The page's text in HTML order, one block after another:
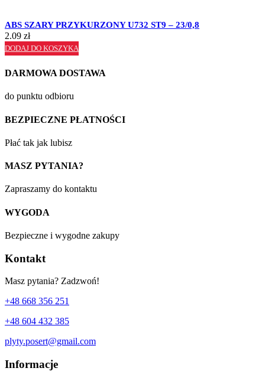
ABS SZARY PRZYKURZONY U732 ST9 – 23/0,8
2.09 zł
DODAJ DO KOSZYKA
DARMOWA DOSTAWA
do punktu odbioru
BEZPIECZNE PŁATNOŚCI
Płać tak jak lubisz
MASZ PYTANIA?
Zapraszamy do kontaktu
WYGODA
Bezpieczne i wygodne zakupy
Kontakt
Masz pytania? Zadzwoń!
+48 668 356 251
+48 604 432 385
plyty.posert@gmail.com
Informacje